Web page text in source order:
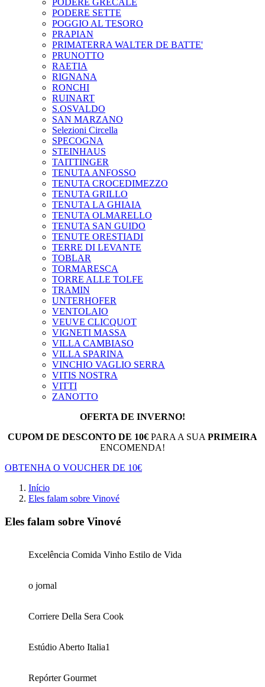
PODERE GRECALE
PODERE SETTE
POGGIO AL TESORO
PRAPIAN
PRIMATERRA WALTER DE BATTE'
PRUNOTTO
RAETIA
RIGNANA
RONCHI
RUINART
S.OSVALDO
SAN MARZANO
Selezioni Circella
SPECOGNA
STEINHAUS
TAITTINGER
TENUTA ANFOSSO
TENUTA CROCEDIMEZZO
TENUTA GRILLO
TENUTA LA GHIAIA
TENUTA OLMARELLO
TENUTA SAN GUIDO
TENUTE ORESTIADI
TERRE DI LEVANTE
TOBLAR
TORMARESCA
TORRE ALLE TOLFE
TRAMIN
UNTERHOFER
VENTOLAIO
VEUVE CLICQUOT
VIGNETI MASSA
VILLA CAMBIASO
VILLA SPARINA
VINCHIO VAGLIO SERRA
VITIS NOSTRA
VITTI
ZANOTTO
OFERTA DE INVERNO!
CUPOM DE DESCONTO DE 10€ PARA A SUA PRIMEIRA
ENCOMENDA!
OBTENHA O VOUCHER DE 10€
Início
Eles falam sobre Vinové
Eles falam sobre Vinové
Excelência Comida Vinho Estilo de Vida
o jornal
Corriere Della Sera Cook
Estúdio Aberto Italia1
Repórter Gourmet